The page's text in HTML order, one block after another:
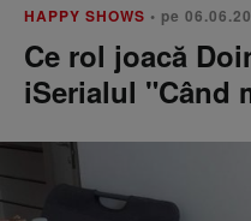
HAPPY SHOWS • pe
Ce rol joacă
iSerialul "Când